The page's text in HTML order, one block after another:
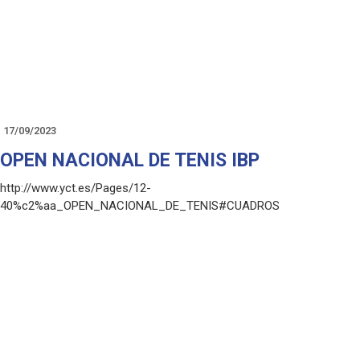
17/09/2023
OPEN NACIONAL DE TENIS IBP
http://www.yct.es/Pages/12-
40%c2%aa_OPEN_NACIONAL_DE_TENIS#CUADROS